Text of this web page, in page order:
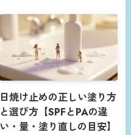
日焼け止めの正しい塗り方
と選び方【SPFとPAの違
い・量・塗り直しの目安】